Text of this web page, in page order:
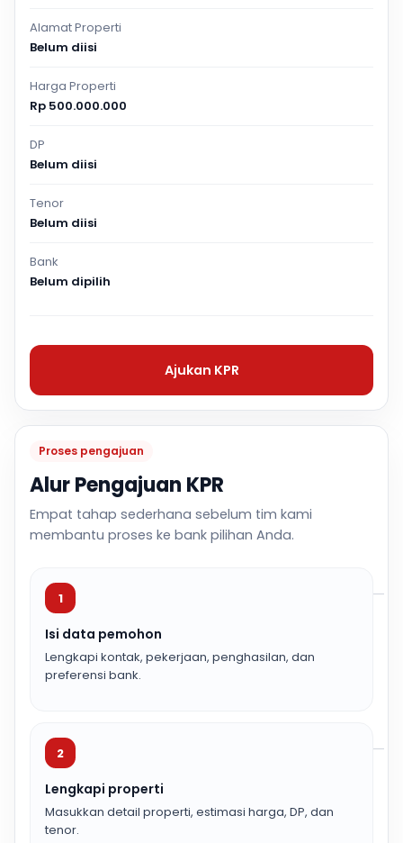
Proses pengajuan
Alur Pengajuan KPR
Empat tahap sederhana sebelum tim kami
membantu proses ke bank pilihan Anda.
1
Isi data pemohon
Lengkapi kontak, pekerjaan, penghasilan, dan
preferensi bank.
2
Lengkapi properti
Masukkan detail properti, estimasi harga, DP, dan
tenor.
Alamat Properti
Belum diisi
Harga Properti
Rp 500.000.000
DP
Belum diisi
Tenor
Belum diisi
Bank
Belum dipilih
Ajukan KPR